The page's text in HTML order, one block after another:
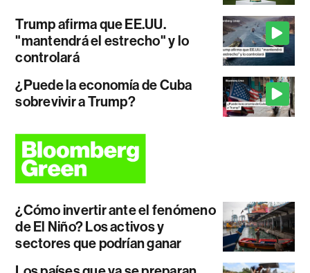
Trump afirma que EE.UU.
"mantendrá el estrecho" y lo
controlará
¿Puede la economía de Cuba
sobrevivir a Trump?
¿Cómo invertir ante el fenómeno
de El Niño? Los activos y
sectores que podrían ganar